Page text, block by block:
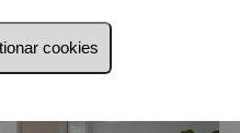
cookies